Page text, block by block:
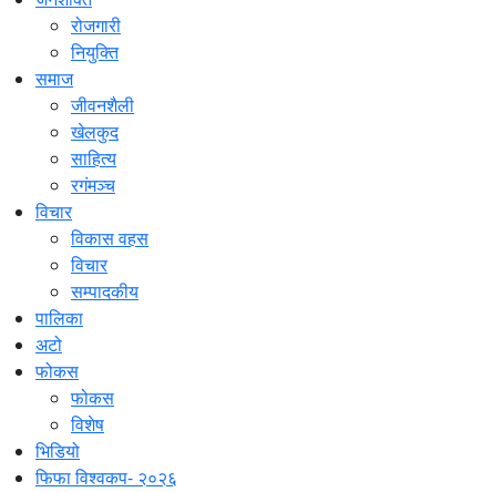
रोजगारी
नियुक्ति
समाज
जीवनशैली
खेलकुद
साहित्य
रगंमञ्च
विचार
विकास वहस
विचार
सम्पादकीय
पालिका
अटो
फोकस
फोकस
विशेष
भिडियो
फिफा विश्वकप- २०२६